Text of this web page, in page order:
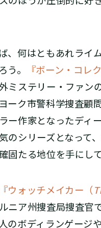
、何はともあれライ
う。
『ボーン・コレ
ミステリー・ファン
ーク市警科学捜査顧
ー作家となったディ
のシリーズとなって
固たる地位を手にして
『ウォッチメイカー（
ニア州捜査局捜査官
のボディランゲージ